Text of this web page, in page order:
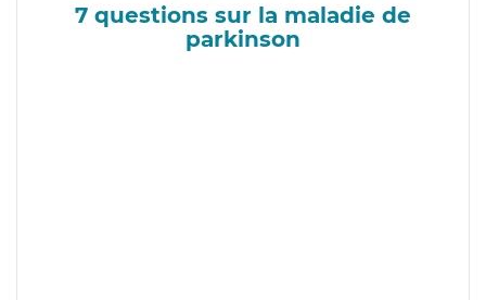
7 questions sur la maladie de
parkinson